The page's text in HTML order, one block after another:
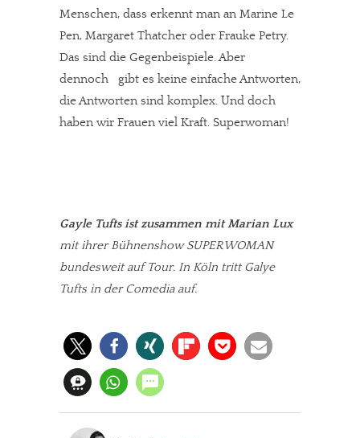
Menschen, dass erkennt man an Marine Le
Pen, Margaret Thatcher oder Frauke Petry.
Das sind die Gegenbeispiele. Aber
dennoch gibt es keine einfache Antworten,
die Antworten sind komplex. Und doch
haben wir Frauen viel Kraft. Superwoman!
Gayle Tufts ist zusammen mit Marian Lux
mit ihrer Bühnenshow SUPERWOMAN
bundesweit auf Tour. In Köln tritt Galye
Tufts in der Comedia auf.